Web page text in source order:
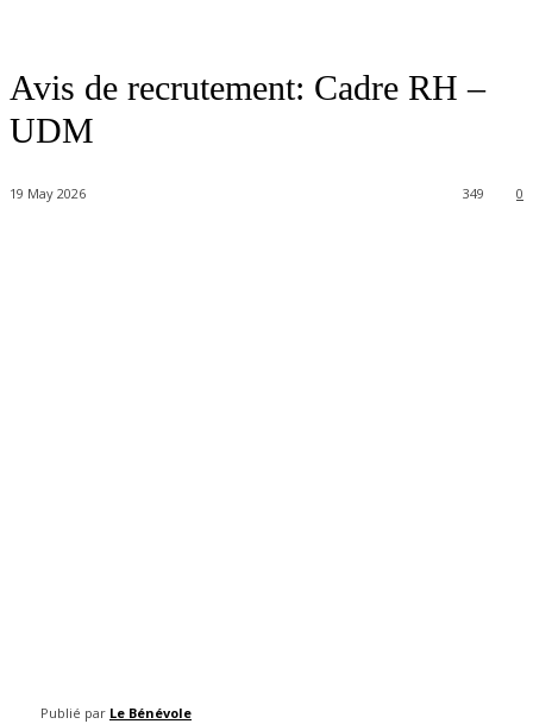
Avis de recrutement: Cadre RH –
UDM
19 May 2026 0
349
Publié par Le Bénévole